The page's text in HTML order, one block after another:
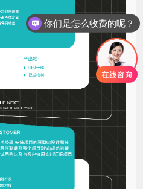
你们是怎么收费的呢？